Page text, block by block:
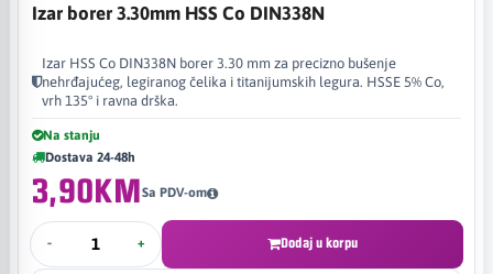
Izar borer 3.30mm HSS Co DIN338N
Izar HSS Co DIN338N borer 3.30 mm za precizno bušenje
nehrđajućeg, legiranog čelika i titanijumskih legura. HSSE 5% Co,
vrh 135° i ravna drška.
Na stanju
Dostava 24-48h
3,90KMSa PDV-om
- + Dodaj u korpu